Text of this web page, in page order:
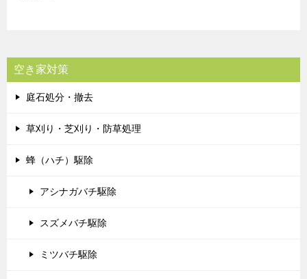
空き家対策
庭石処分・撤去
草刈り・芝刈り・防草処理
蜂（ハチ）駆除
アシナガバチ駆除
スズメバチ駆除
ミツバチ駆除